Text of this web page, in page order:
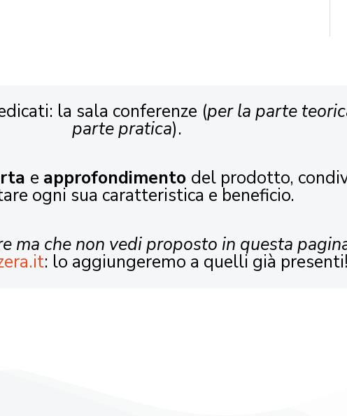
la sala conferenze (per la parte
parte pratica).
e approfondimento del prodotto,
ogni sua caratteristica e beneficio.
ma che non vedi proposto in questa
: lo aggiungeremo a quelli già presenti!